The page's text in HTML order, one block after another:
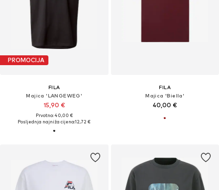
PROMOCIJA
FILA
Majica 'LANGEWEG'
15,90 €
Prvotno: 40,00 €
Posljednja najniža cijena:12,72 €
FILA
Majica 'Biella'
40,00 €